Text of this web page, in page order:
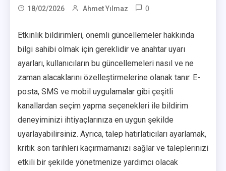
18/02/2026 Ahmet Yılmaz 0
Etkinlik bildirimleri, önemli güncellemeler hakkında
bilgi sahibi olmak için gereklidir ve anahtar uyarı
ayarları, kullanıcıların bu güncellemeleri nasıl ve ne
zaman alacaklarını özelleştirmelerine olanak tanır. E-
posta, SMS ve mobil uygulamalar gibi çeşitli
kanallardan seçim yapma seçenekleri ile bildirim
deneyiminizi ihtiyaçlarınıza en uygun şekilde
uyarlayabilirsiniz. Ayrıca, talep hatırlatıcıları ayarlamak,
kritik son tarihleri kaçırmamanızı sağlar ve taleplerinizi
etkili bir şekilde yönetmenize yardımcı olacak